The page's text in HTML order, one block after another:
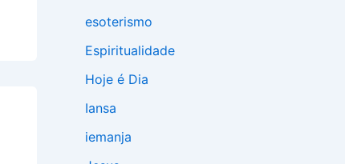
esoterismo
Espiritualidade
Hoje é Dia
Iansa
iemanja